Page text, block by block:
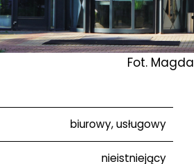
Fot.
biurowy, usługowy
nieistniejący